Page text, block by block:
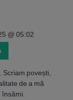
@ 05:02
Scriam povești,
de a mă
însămi.